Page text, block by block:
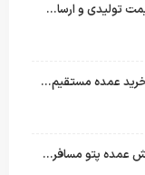
فروش عمده پتو یک‌نفره پریما با قیمت تولیدی و ارسال به سراسر کشور
قیمت پتو یک‌نفره ضخیم گلبافت | خرید عمده مستقیم با بهترین قیمت
قیمت پتو سبک سنس | خرید و پخش عمده پتو مسافرتی Sense